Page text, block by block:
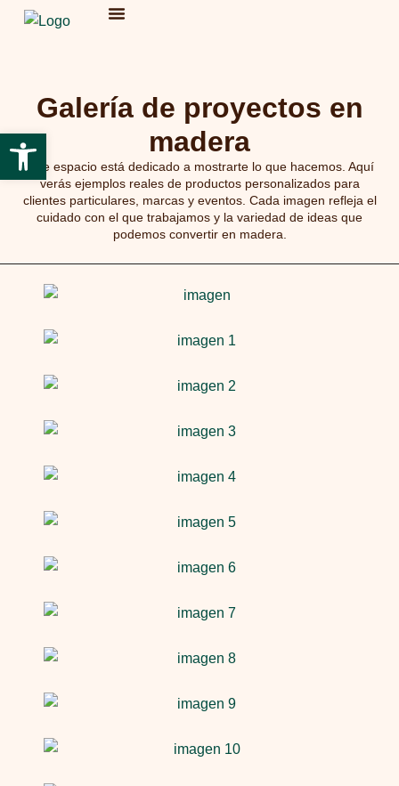
Abrir barra de herramientas
Galería de proyectos en
madera
Este espacio está dedicado a mostrarte lo que hacemos. Aquí
verás ejemplos reales de productos personalizados para
clientes particulares, marcas y eventos. Cada imagen refleja el
cuidado con el que trabajamos y la variedad de ideas que
podemos convertir en madera.